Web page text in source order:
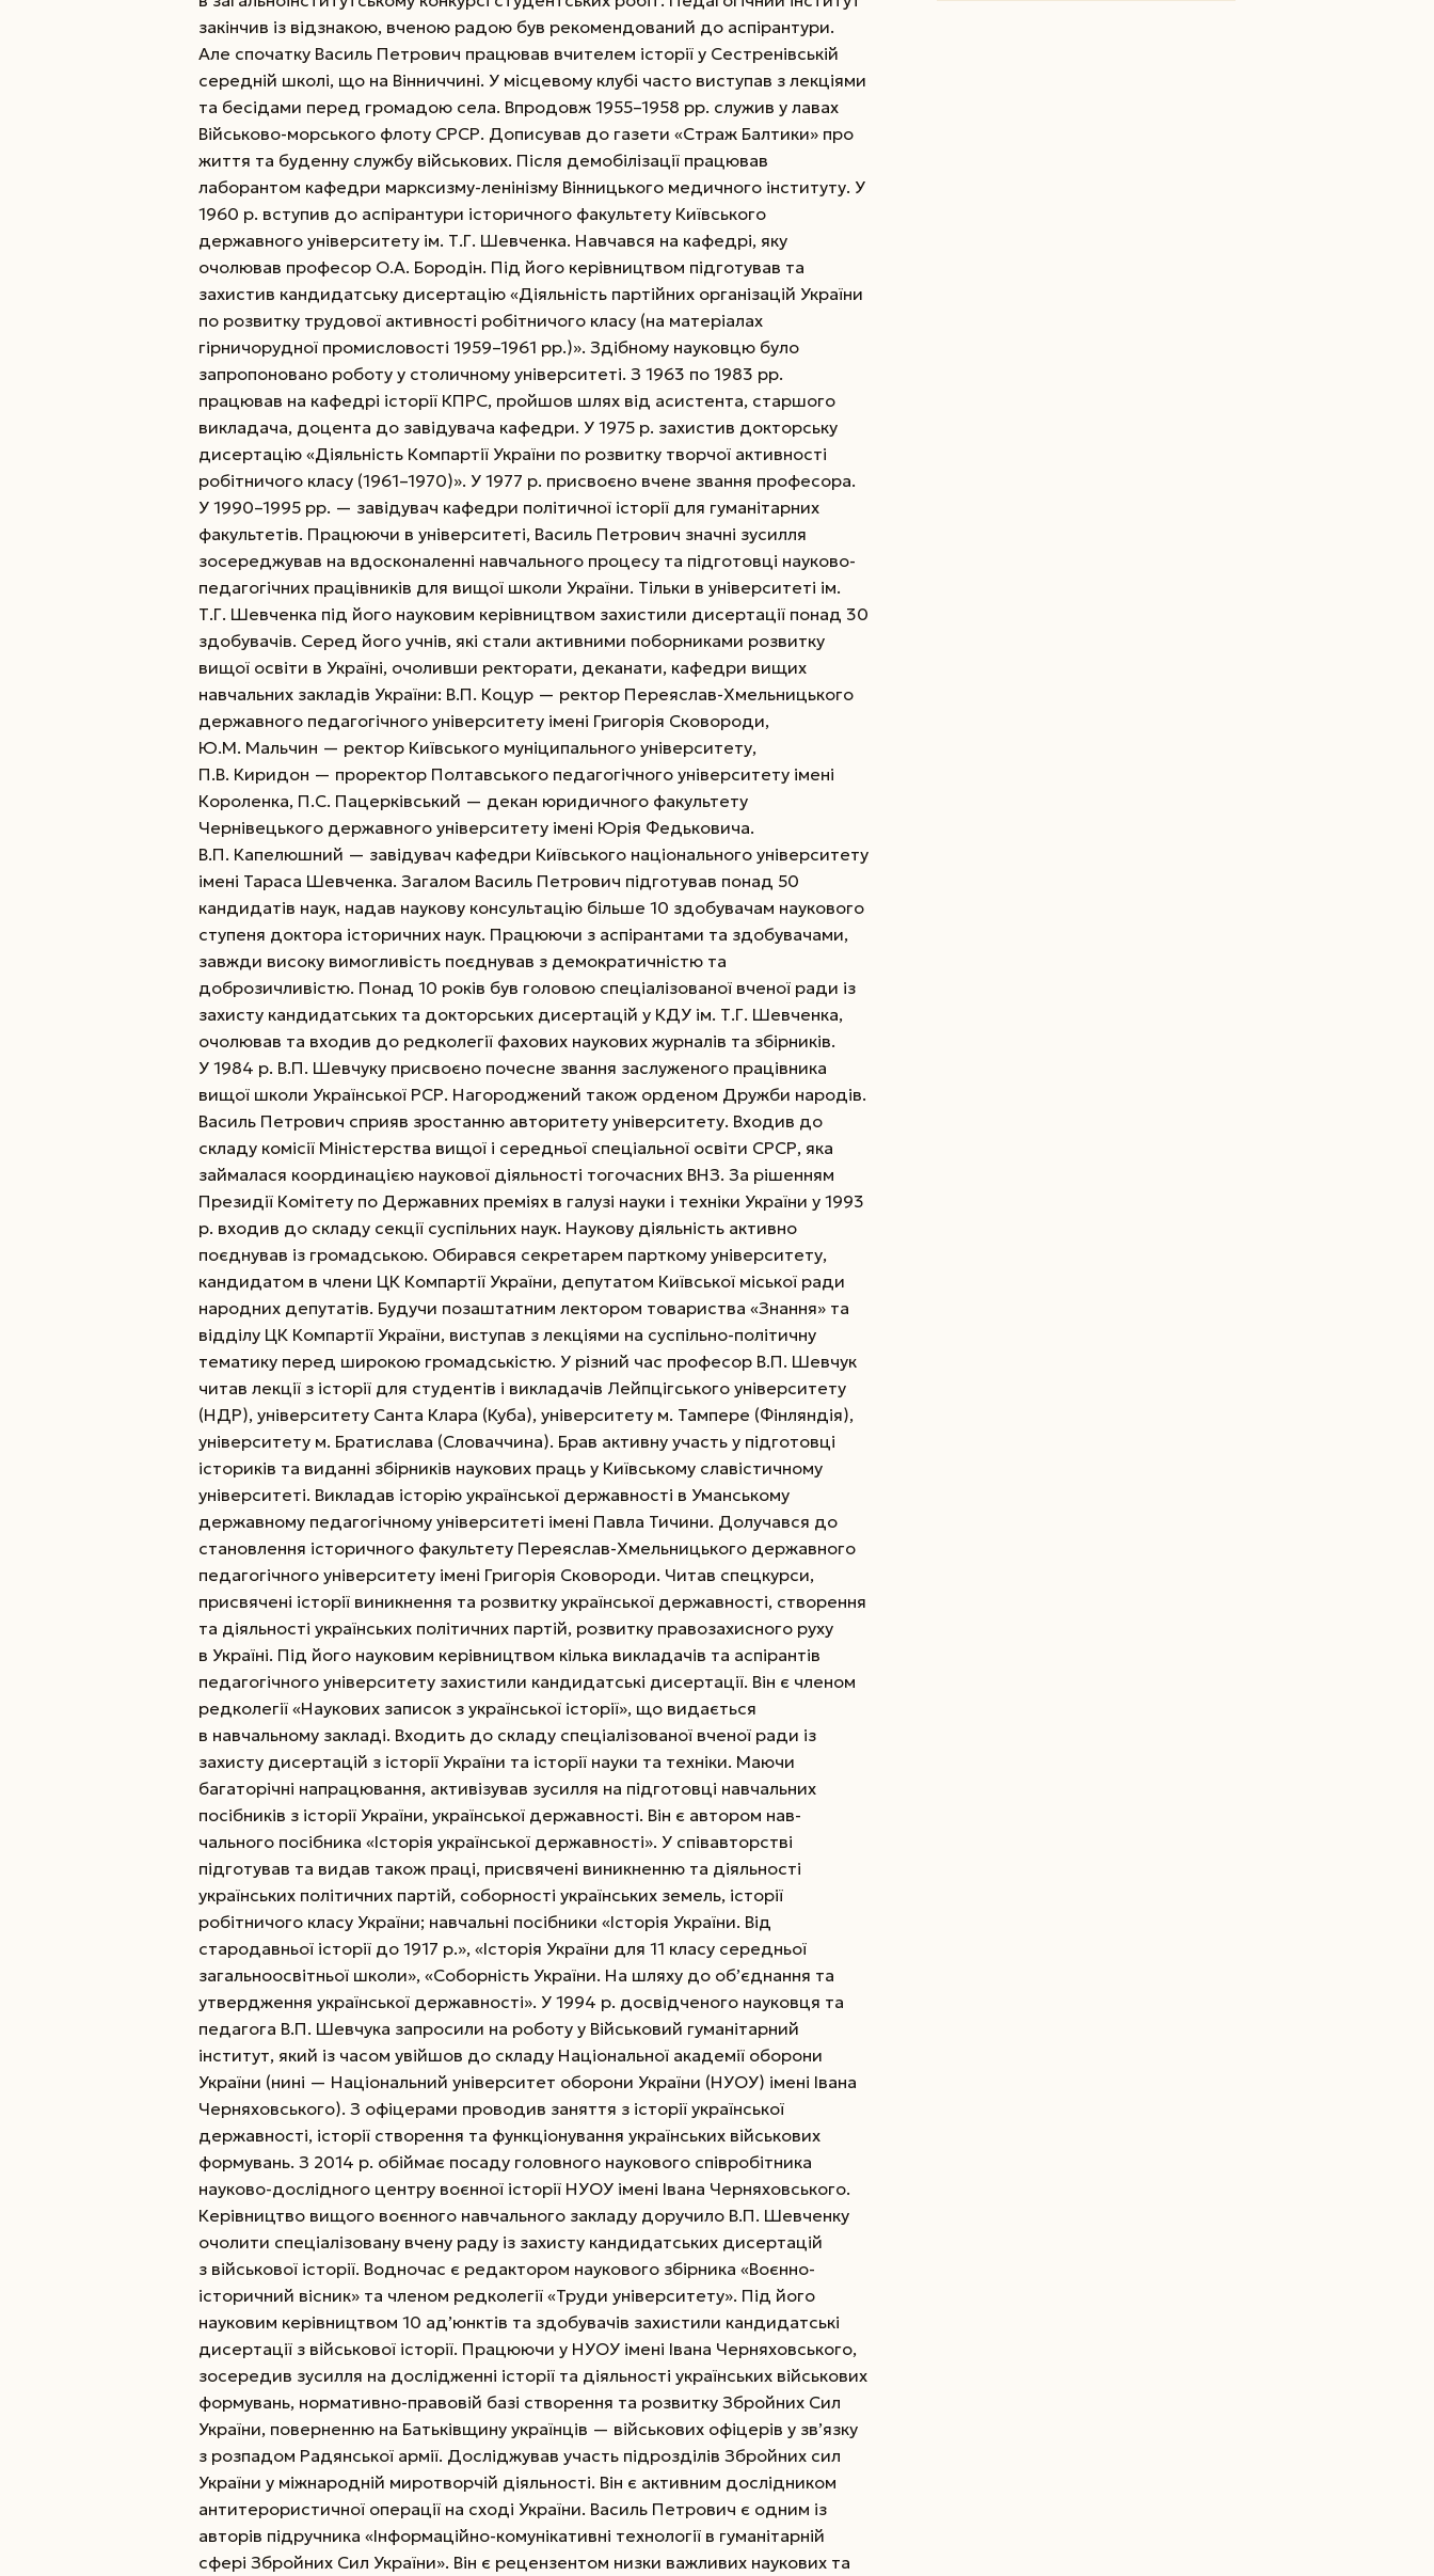
закінчив із відзнакою, вченою радою був рекомендований до аспірантури.
Але спочатку Василь Петрович працював вчителем історії у Сестренівській
середній школі, що на Вінниччині. У місцевому клубі часто виступав з лекціями
та бесідами перед громадою села. Впродовж 1955–1958 рр. служив у лавах
Військово-морського флоту СРСР. Дописував до газети «Страж Балтики» про
життя та буденну службу військових. Після демобілізації працював
лаборантом кафедри марксизму-ленінізму Вінницького медичного інституту. У
1960 р. вступив до аспірантури історичного факультету Київського
державного університету ім. Т.Г. Шевченка. Навчався на кафедрі, яку
очолював професор О.А. Бородін. Під його керівництвом підготував та
захистив кандидатську дисертацію «Діяльність партійних організацій України
по розвитку трудової активності робітничого класу (на матеріалах
гірничорудної промисловості 1959–1961 рр.)». Здібному науковцю було
запропоновано роботу у столичному університеті. З 1963 по 1983 рр.
працював на кафедрі історії КПРС, пройшов шлях від асистента, старшого
викладача, доцента до завідувача кафедри. У 1975 р. захистив докторську
дисертацію «Діяльність Компартії України по розвитку творчої активності
робітничого класу (1961–1970)». У 1977 р. присвоєно вчене звання професора.
У 1990–1995 рр. — завідувач кафедри політичної історії для гуманітарних
факультетів. Працюючи в університеті, Василь Петрович значні зусилля
зосереджував на вдосконаленні нав­чального процесу та підготовці науково-
педагогічних працівників для вищої школи України. Тільки в університеті ім.
Т.Г. Шевченка під його науковим керівництвом захистили дисертації понад 30
здобувачів. Серед його учнів, які стали активними поборниками розвитку
вищої освіти в Україні, очоливши ректорати, деканати, кафедри вищих
навчальних закладів України: В.П. Коцур — ректор Переяслав-Хмельницького
державного педагогічного університету імені Григорія Сковороди,
Ю.М. Мальчин — ректор Київського муніципального університету,
П.В. Киридон — проректор Полтавського педагогічного університету імені
Короленка, П.С. Пацерківський — декан юридичного факультету
Чернівецького державного університету імені Юрія Федьковича.
В.П. Капелюшний — завідувач кафедри Київського національного університету
імені Тараса Шевченка. Загалом Василь Петрович підготував понад 50
кандидатів наук, надав наукову консультацію більше 10 здобувачам наукового
ступеня доктора історичних наук. Працюючи з аспірантами та здобувачами,
завжди високу вимогливість поєднував з демократичністю та
доброзичливістю. Понад 10 років був головою спеціалізованої вченої ради із
захисту кандидатських та докторських дисертацій у КДУ ім. Т.Г. Шевченка,
очолював та входив до редколегії фахових наукових журналів та збірників.
У 1984 р. В.П. Шевчуку присвоєно почесне звання заслуженого працівника
вищої школи Української РСР. Нагороджений також орденом Дружби народів.
Василь Петрович сприяв зростанню авторитету університету. Входив до
складу комісії Міністерства вищої і середньої спеціальної освіти СРСР, яка
зай­малася координацією наукової діяльності тогочасних ВНЗ. За рішенням
Президії Комітету по Державних преміях в галузі науки і техніки України у 1993
р. входив до складу секції суспільних наук. Наукову діяльність активно
поєднував із громадською. Обирався секретарем парткому університету,
кандидатом в члени ЦК Компартії України, депутатом Київської міської ради
народних депутатів. Будучи позаштатним лектором товариства «Знання» та
відділу ЦК Компартії України, виступав з лекціями на суспільно-політичну
тематику перед широкою громадськістю. У різний час професор В.П. Шевчук
читав лекції з історії для студентів і викладачів Лейпцігського університету
(НДР), університету Санта Клара (Куба), університету м. Тампере (Фінляндія),
університету м. Братислава (Словаччина). Брав активну участь у підготовці
істориків та виданні збірників наукових праць у Київському славістичному
університеті. Викладав історію української державності в Уманському
державному педагогічному університеті імені Павла Тичини. Долучався до
становлення історичного факультету Переяслав-Хмельницького державного
педагогічного університету імені Григорія Сковороди. Читав спецкурси,
присвячені історії виникнення та розвитку української державності, створення
та діяльності українських політичних партій, розвитку правозахисного руху
в Україні. Під його науковим керівництвом кілька викладачів та аспірантів
педагогічного університету захистили кандидатські дисертації. Він є членом
редколегії «Наукових записок з української історії», що видається
в навчальному закладі. Входить до складу спеціалізованої вченої ради із
захисту дисер­тацій з історії України та історії науки та техніки. Маючи
багаторічні напрацювання, активізував зусилля на підготовці навчальних
посібників з історії України, української державності. Він є автором нав­
чального посібника «Історія української державності». У співавторстві
підготував та видав також праці, присвячені виникненню та діяльності
українських політичних партій, соборності українських земель, історії
робітничого класу України; навчальні посібники «Історія України. Від
стародавньої історії до 1917 р.», «Історія України для 11 класу середньої
загальноосвітньої школи», «Соборність України. На шляху до об’єднання та
утвердження української державності». У 1994 р. досвідченого науковця та
педагога В.П. Шевчука запросили на роботу у Військовий гуманітарний
інститут, який із часом увійшов до складу Національної академії оборони
України (нині — Національний університет оборони України (НУОУ) імені Івана
Черняховського). З офіцерами проводив заняття з історії української
державності, історії створення та функціонування українських військових
формувань. З 2014 р. обіймає посаду головного наукового співробітника
науково-дослідного центру воєнної історії НУОУ імені Івана Черняховського.
Керівництво вищого воєнного навчального закладу доручило В.П. Шевченку
очолити спеціалізовану вчену раду із захисту кандидатських дисертацій
з військової історії. Водночас є редактором наукового збірника «Воєнно-
історичний вісник» та членом редколегії «Труди університету». Під його
науковим керівництвом 10 ад’юнктів та здобувачів захистили кандидатські
дисертації з військової історії. Працюючи у НУОУ імені Івана Черняховсь­кого,
зосередив зусилля на дослідженні історії та діяльності українських військових
формувань, нормативно-правовій базі створення та розвитку Збройних Сил
України, поверненню на Батьківщину українців — військових офіцерів у зв’язку
з розпадом Радянської армії. Досліджував участь підрозділів Збройних сил
України у міжнародній миротворчій діяльності. Він є активним дослідником
антитерористичної операції на сході України. Василь Петрович є одним із
авторів підручника «Інформаційно-комунікативні технології в гуманітарній
сфері Збройних Сил України». Він є рецензентом низки важливих наукових та